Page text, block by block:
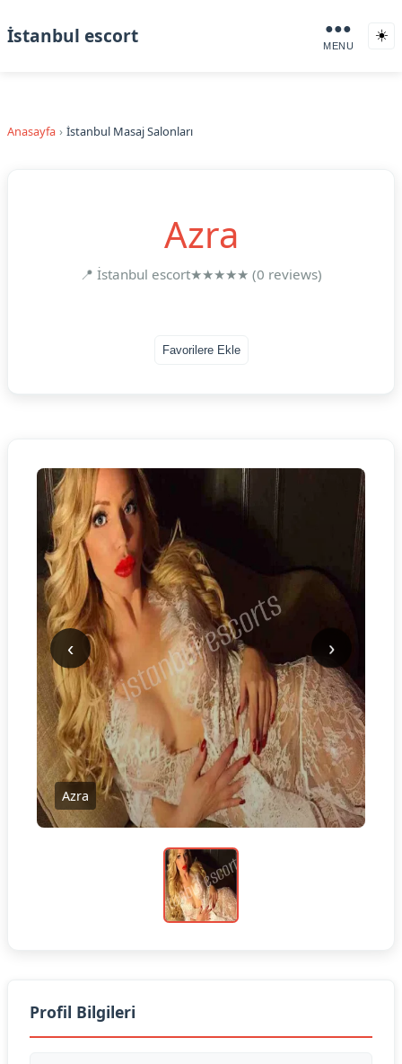
İstanbul escort ●●●
MENU
☀️
Anasayfa İstanbul Masaj Salonları
Azra
📍 İstanbul escort★★★★★ (0 reviews)
Favorilere Ekle
Azra
‹ ›
Profil Bilgileri